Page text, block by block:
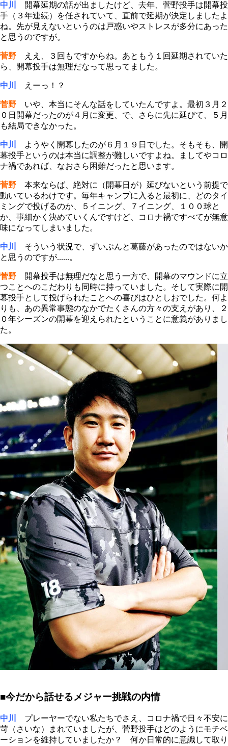
中川
開幕延期の話が出ましたけど、去年、菅野投手は開幕投
手（３年連続）を任されていて、直前で延期が決定しましたよ
ね。先が見えないというのは戸惑いやストレスが多分にあった
と思うのですが。
菅野 ええ、３回もですからね。あともう１回延期されていた
ら、開幕投手は無理だなって思ってました。
中川 えーっ！？
菅野 いや、本当にそんな話をしていたんですよ。最初３月２
０日開幕だったのが４月に変更、で、さらに先に延びて、５月
も結局できなかった。
中川
ようやく開幕したのが６月１９日でした。そもそも、開
幕投手というのは本当に調整が難しいですよね。ましてやコロ
ナ禍であれば、なおさら困難だったと思います。
菅野
本来ならば、絶対に（開幕日が）延びないという前提で
動いているわけです。毎年キャンプに入ると最初に、どのタイ
ミングで投げるのか、５イニング、７イニング、１００球と
か、事細かく決めていくんですけど、コロナ禍ですべてが無意
味になってしまいました。
中川
そういう状況で、ずいぶんと葛藤があったのではないか
と思うのですが......。
菅野 開幕投手は無理だなと思う一方で、開幕のマウンドに立
つことへのこだわりも同時に持っていました。そして実際に開
幕投手として投げられたことへの喜びはひとしおでした。何よ
りも、あの異常事態のなかでたくさんの方々の支えがあり、２
０年シーズンの開幕を迎えられたということに意義がありまし
た。
■今だから話せるメジャー挑戦の内情
中川
プレーヤーでない私たちでさえ、コロナ禍で日々不安に
苛（さいな）まれていましたが、菅野投手はどのようにモチベ
ーションを維持していましたか？ 何か日常的に意識して取り